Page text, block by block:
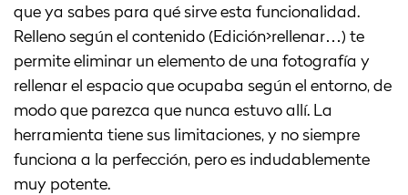
que ya sabes para qué sirve esta funcionalidad.
Relleno según el contenido (Edición>rellenar…) te
permite eliminar un elemento de una fotografía y
rellenar el espacio que ocupaba según el entorno, de
modo que parezca que nunca estuvo allí. La
herramienta tiene sus limitaciones, y no siempre
funciona a la perfección, pero es indudablemente
muy potente.